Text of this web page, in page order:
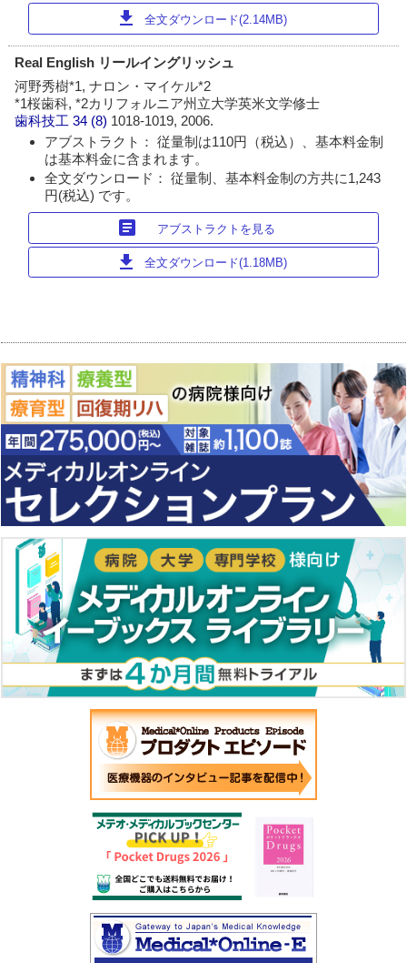
download 全文ダウンロード(2.14MB)
Real English リールイングリッシュ
河野秀樹*1, ナロン・マイケル*2
*1桜歯科, *2カリフォルニア州立大学英米文学修士
歯科技工 34 (8) 1018-1019, 2006.
アブストラクト： 従量制は110円（税込）、基本料金制
は基本料金に含まれます。
全文ダウンロード： 従量制、基本料金制の方共に1,243
円(税込) です。
article アブストラクトを見る
download 全文ダウンロード(1.18MB)